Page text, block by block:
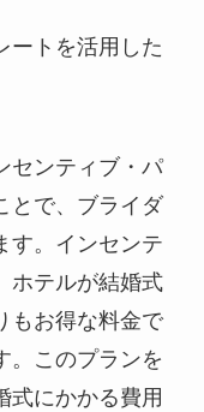
ートを活用した
センティブ・パ
とで、ブライダ
す。インセンテ
ホテルが結婚式
もお得な料金で
。このプランを
式にかかる費用